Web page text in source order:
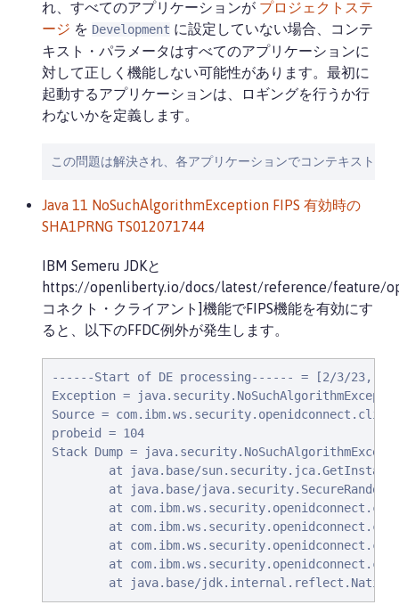
れ、すべてのアプリケーションが プロジェクトステ
ージ を Development に設定していない場合、コンテ
キスト・パラメータはすべてのアプリケーションに
対して正しく機能しない可能性があります。最初に
起動するアプリケーションは、ロギングを行うか行
わないかを定義します。
この問題は解決され、各アプリケーションでコンテキストパ
Java 11 NoSuchAlgorithmException FIPS 有効時の
SHA1PRNG TS012071744
IBM Semeru JDKと
https://openliberty.io/docs/latest/reference/feature/
コネクト・クライアント]機能でFIPS機能を有効にす
ると、以下のFFDC例外が発生します。
------Start of DE processing------ = [2/3/23,
Exception =
Source =
probeid = 104
Stack Dump =
at java.base/
at java.base/
at
at
at
at
at java.base/